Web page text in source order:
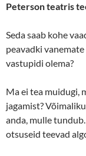
Peterson teatris
Seda saab kohe
peavadki
vastupidi olema?
Ma ei tea muidugi,
jagamist?
anda, mulle
otsuseid teevad